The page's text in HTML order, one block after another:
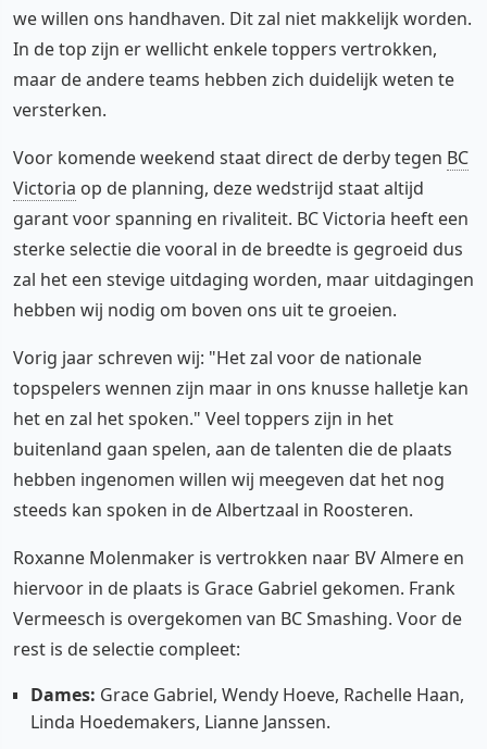
we willen ons handhaven. Dit zal niet makkelijk worden.
In de top zijn er wellicht enkele toppers vertrokken,
maar de andere teams hebben zich duidelijk weten te
versterken.
Voor komende weekend staat direct de derby tegen BC
Victoria op de planning, deze wedstrijd staat altijd
garant voor spanning en rivaliteit. BC Victoria heeft een
sterke selectie die vooral in de breedte is gegroeid dus
zal het een stevige uitdaging worden, maar uitdagingen
hebben wij nodig om boven ons uit te groeien.
Vorig jaar schreven wij: "Het zal voor de nationale
topspelers wennen zijn maar in ons knusse halletje kan
het en zal het spoken." Veel toppers zijn in het
buitenland gaan spelen, aan de talenten die de plaats
hebben ingenomen willen wij meegeven dat het nog
steeds kan spoken in de Albertzaal in Roosteren.
Roxanne Molenmaker is vertrokken naar BV Almere en
hiervoor in de plaats is Grace Gabriel gekomen. Frank
Vermeesch is overgekomen van BC Smashing. Voor de
rest is de selectie compleet:
Dames: Grace Gabriel, Wendy Hoeve, Rachelle Haan,
Linda Hoedemakers, Lianne Janssen.